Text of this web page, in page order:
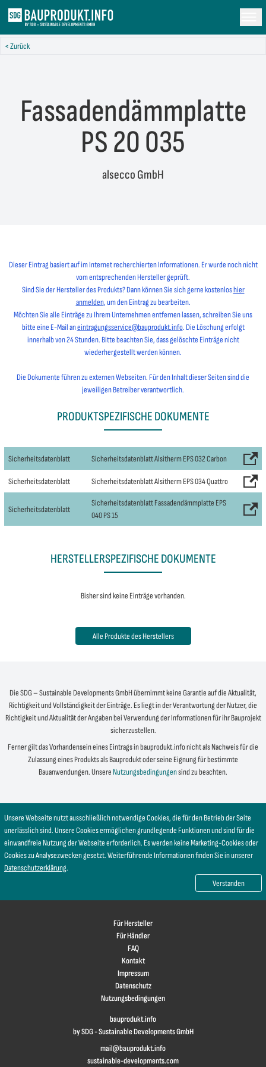
< Zurück
Fassadendämmplatte
PS 20 035
alsecco GmbH
Dieser Eintrag basiert auf im Internet recherchierten Informationen. Er wurde noch nicht
vom entsprechenden Hersteller geprüft.
Sind Sie der Hersteller des Produkts? Dann können Sie sich gerne kostenloshier
anmelden, um den Eintrag zu bearbeiten.
Möchten Sie alle Einträge zu Ihrem Unternehmen entfernen lassen, schreiben Sie uns
bitte eine E-Mail aneintragungsservice@bauprodukt.info. Die Löschung erfolgt
innerhalb von 24 Stunden. Bitte beachten Sie, dass gelöschte Einträge nicht
wiederhergestellt werden können.
Die Dokumente führen zu externen Webseiten. Für den Inhalt dieser Seiten sind die
jeweiligen Betreiber verantwortlich.
PRODUKTSPEZIFISCHE DOKUMENTE
Sicherheitsdatenblatt Sicherheitsdatenblatt Alsitherm EPS 032 Carbon
Sicherheitsdatenblatt Sicherheitsdatenblatt Alsitherm EPS 034 Quattro
Sicherheitsdatenblatt
Sicherheitsdatenblatt Fassadendämmplatte EPS
040 PS 15
HERSTELLERSPEZIFISCHE DOKUMENTE
Bisher sind keine Einträge vorhanden.
Alle Produkte des Herstellers
Die SDG – Sustainable Developments GmbH übernimmt keine Garantie auf die Aktualität,
Richtigkeit und Vollständigkeit der Einträge. Es liegt in der Verantwortung der Nutzer, die
Richtigkeit und Aktualität der Angaben bei Verwendung der Informationen für ihr Bauprojekt
sicherzustellen.
Ferner gilt das Vorhandensein eines Eintrags in bauprodukt.info nicht als Nachweis für die
Zulassung eines Produkts als Bauprodukt oder seine Eignung für bestimmte
Bauanwendungen. Unsere Nutzungsbedingungensind zu beachten.
Unsere Webseite nutzt ausschließlich notwendige Cookies, die für den Betrieb der Seite
unerlässlich sind. Unsere Cookies ermöglichen grundlegende Funktionen und sind für die
einwandfreie Nutzung der Webseite erforderlich. Es werden keine Marketing-Cookies oder
Cookies zu Analysezwecken gesetzt. Weiterführende Informationen finden Sie in unserer
Datenschutzerklärung.
Verstanden
Für Hersteller
Für Händler
FAQ
Kontakt
Impressum
Datenschutz
Nutzungsbedingungen
bauprodukt.info
by SDG - Sustainable Developments GmbH
mail@bauprodukt.info
sustainable-developments.com